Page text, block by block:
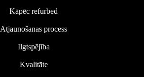
Kāpēc refurbed
Atjaunošanas process
Ilgtspējība
Kvalitāte